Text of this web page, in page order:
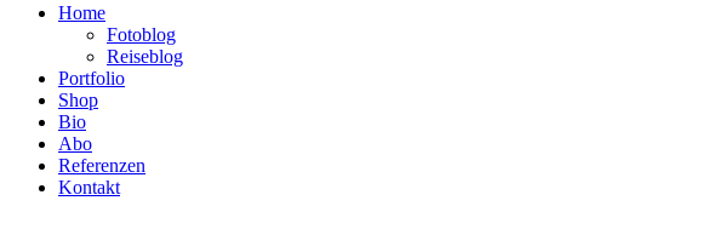
Home
Fotoblog
Reiseblog
Portfolio
Shop
Bio
Abo
Referenzen
Kontakt